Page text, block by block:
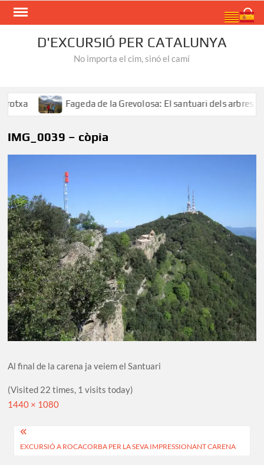
Skip
D'EXCURSIÓ PER CATALUNYA
No importa el cim, sinó el camí
Fageda de la Grevolosa: El santuari dels arbres
IMG_0039 – còpia
Al final de la carena ja veiem el Santuari
(Visited 22 times, 1 visits today)
Full
1440 × 1080
Navegació
d'entrades
EXCURSIÓ A ROCACORBA PER LA SEVA IMPRESSIONANT CARENA